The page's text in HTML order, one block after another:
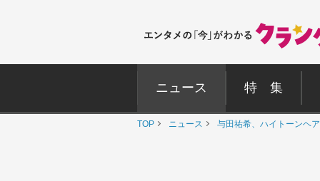
ニュース 特 集
TOP ニュース 与田祐希、ハイトーンヘ